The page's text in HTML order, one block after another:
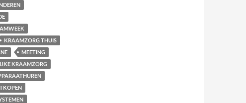
KRAAMZORG THUIS
MEETING
KRAAMZORG